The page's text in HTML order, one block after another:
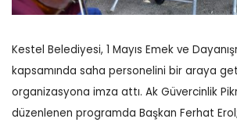
Kestel Belediyesi, 1 Mayıs Emek ve
kapsamında saha personelini bir araya
organizasyona imza attı. Ak Güvercinlik
düzenlenen programda Başkan Ferhat